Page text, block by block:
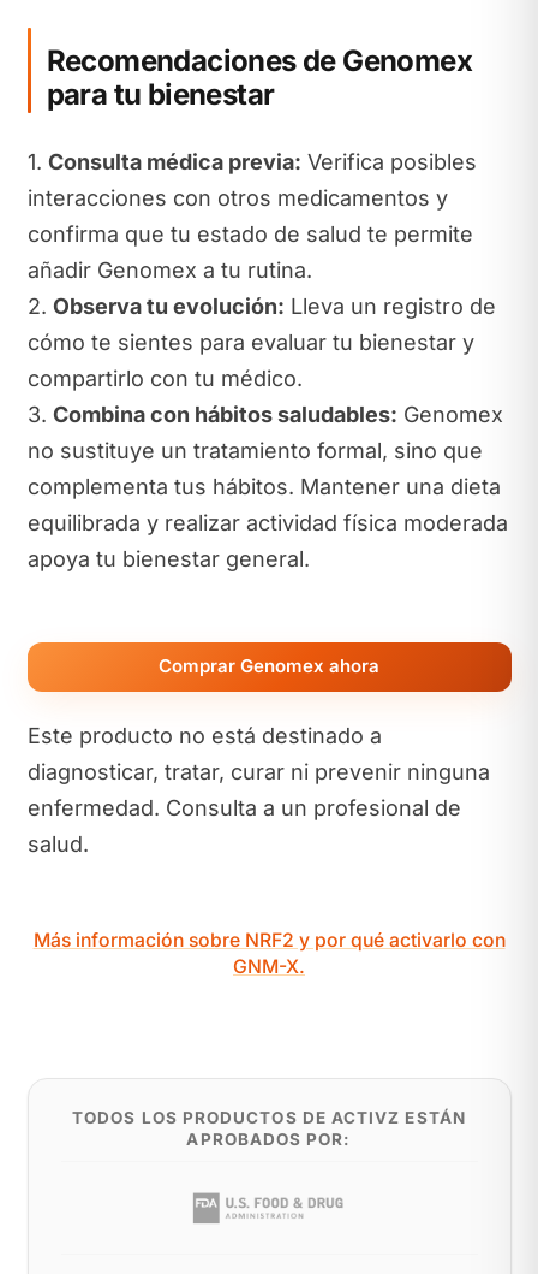
Recomendaciones de Genomex
para tu bienestar
1. Consulta médica previa: Verifica posibles
interacciones con otros medicamentos y
confirma que tu estado de salud te permite
añadir Genomex a tu rutina.
2. Observa tu evolución: Lleva un registro de
cómo te sientes para evaluar tu bienestar y
compartirlo con tu médico.
3. Combina con hábitos saludables: Genomex
no sustituye un tratamiento formal, sino que
complementa tus hábitos. Mantener una dieta
equilibrada y realizar actividad física moderada
apoya tu bienestar general.
Comprar Genomex ahora
Este producto no está destinado a
diagnosticar, tratar, curar ni prevenir ninguna
enfermedad. Consulta a un profesional de
salud.
Más información sobre NRF2 y por qué activarlo con
GNM-X.
TODOS LOS PRODUCTOS DE ACTIVZ ESTÁN
APROBADOS POR: